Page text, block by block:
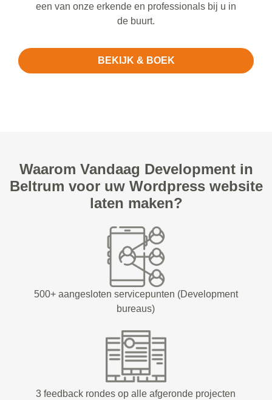
een van onze erkende en professionals bij u in
de buurt.
BEKIJK & BOEK
Waarom Vandaag Development in
Beltrum voor uw Wordpress website
laten maken?
500+ aangesloten servicepunten (Development
bureaus)
3 feedback rondes op alle afgeronde projecten